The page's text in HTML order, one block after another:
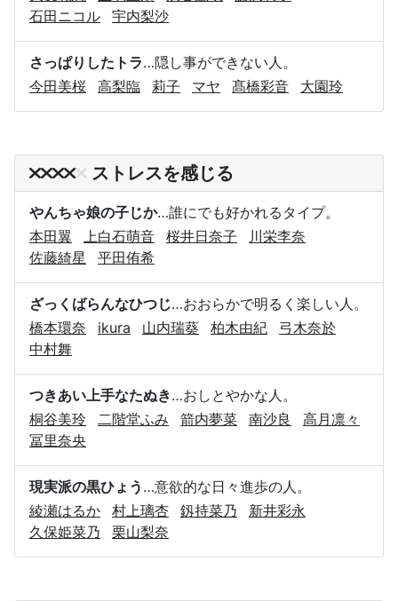
石田ニコル
宇内梨沙
さっぱりしたトラ…隠し事ができない人。
今田美桜
高梨臨 莉子 マヤ 髙橋彩音 大園玲
ストレスを感じる
やんちゃ娘の子じか…誰にでも好かれるタイプ。
本田翼
上白石萌音 桜井日奈子
川栄李奈
佐藤綺星
平田侑希
ざっくばらんなひつじ…おおらかで明るく楽しい人。
橋本環奈
ikura 山内瑞葵 柏木由紀
弓木奈於
中村舞
つきあい上手なたぬき…おしとやかな人。
桐谷美玲
二階堂ふみ 箭内夢菜 南沙良
高月凛々
冨里奈央
現実派の黒ひょう …意欲的な日々進歩の人。
綾瀬はるか
村上璃杏 釼持菜乃
新井彩永
久保姫菜乃
栗山梨奈